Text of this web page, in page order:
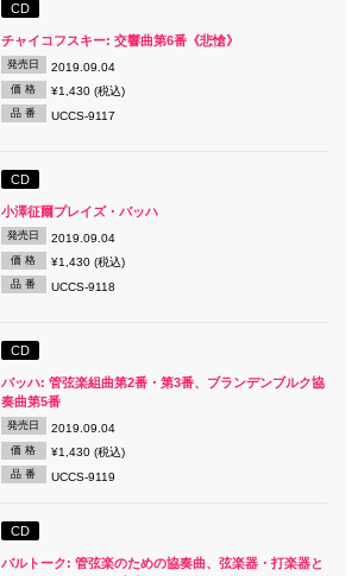
CD
チャイコフスキー: 交響曲第6番《悲愴》
発売日 2019.09.04
価 格 ¥1,430 (税込)
品 番 UCCS-9117
CD
小澤征爾プレイズ・バッハ
発売日 2019.09.04
価 格 ¥1,430 (税込)
品 番 UCCS-9118
CD
バッハ: 管弦楽組曲第2番・第3番、ブランデンブルク協
奏曲第5番
発売日 2019.09.04
価 格 ¥1,430 (税込)
品 番 UCCS-9119
CD
バルトーク: 管弦楽のための協奏曲、弦楽器・打楽器と